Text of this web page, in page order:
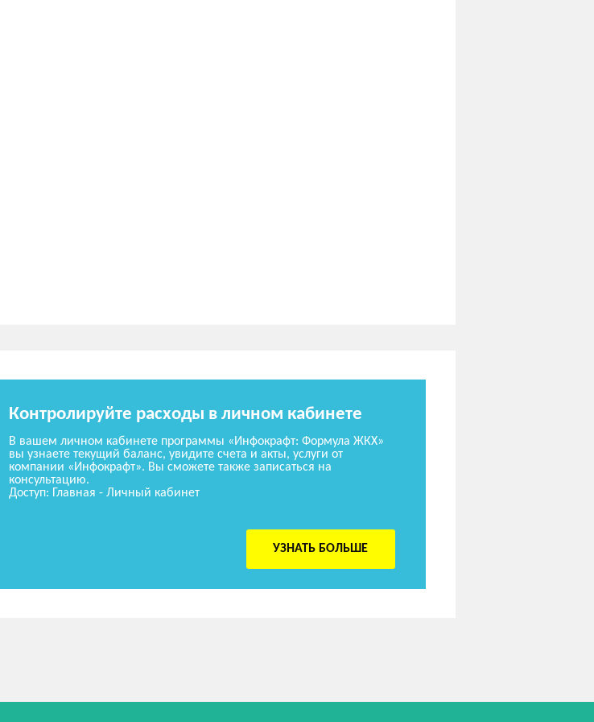
Контролируйте расходы в личном кабинете
В вашем личном кабинете программы «Инфокрафт: Формула ЖКХ»
вы узнаете текущий баланс, увидите счета и акты, услуги от
компании «Инфокрафт». Вы сможете также записаться на
консультацию.
Доступ: Главная - Личный кабинет
УЗНАТЬ БОЛЬШЕ